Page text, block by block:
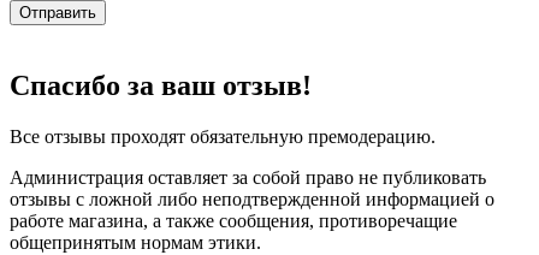
Отправить
Спасибо за ваш отзыв!
Все отзывы проходят обязательную премодерацию.
Администрация оставляет за собой право не публиковать
отзывы с ложной либо неподтвержденной информацией о
работе магазина, а также сообщения, противоречащие
общепринятым нормам этики.